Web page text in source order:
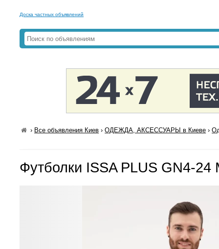
Доска частных объявлений
› Все объявления Киев ›ОДЕЖДА, АКСЕССУАРЫ в Киеве ›
Футболки ISSA PLUS GN4-24